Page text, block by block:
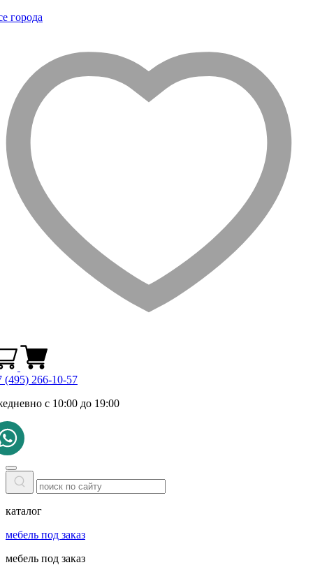
города
(495) 266-10-57
с 10:00 до 19:00
каталог
мебель под заказ
мебель под заказ